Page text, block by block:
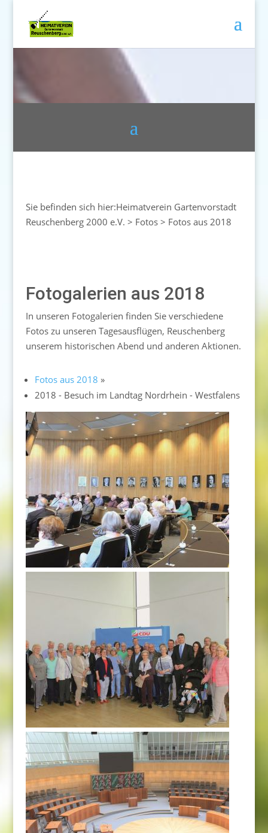
Sie befinden sich hier:Heimatverein Gartenvorstadt
Reuschenberg 2000 e.V. > Fotos> Fotos aus 2018
Fotogalerien aus 2018
In unseren Fotogalerien finden Sie verschiedene
Fotos zu unseren Tagesausflügen, Reuschenberg
unserem historischen Abend und anderen Aktionen.
Fotos aus 2018 »
2018 - Besuch im Landtag Nordrhein - Westfalens